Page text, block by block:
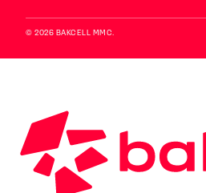
© 2026 BAKCELL MMC.